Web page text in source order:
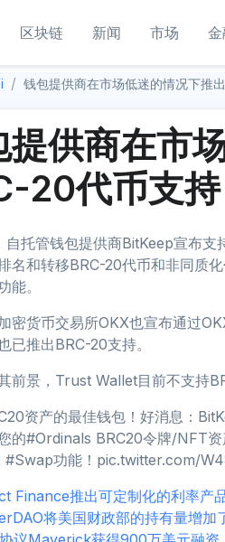
区块链 新闻 市场 金
钱包提供商在市场低迷的情况下推
提供商在市
20代币支持
自托管钱包提供商BitKeep宣布
名和转移BRC-20代币和非同质
能。
密货币交易所OKX也宣布通过
已推出BRC-20支持。
前景，Trust Wallet目前不支持
资产的最佳钱包！️好消息：
的#Ordinals BRC20令牌/NFT
#Swap功能！pic.twitter.com/
Finance推出可定制化的利率产
将美国财政部的持有量增